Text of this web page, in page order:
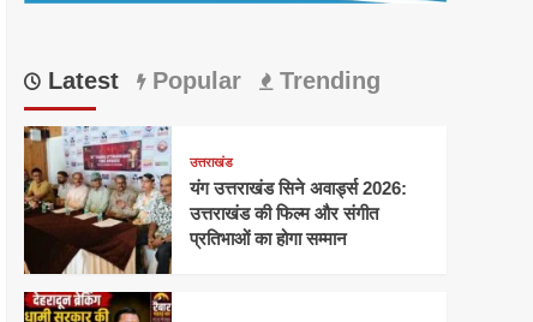
Latest Popular Trending
उत्तराखंड
यंग उत्तराखंड सिने अवार्ड्स 2026:
उत्तराखंड की फिल्म और संगीत
प्रतिभाओं का होगा सम्मान